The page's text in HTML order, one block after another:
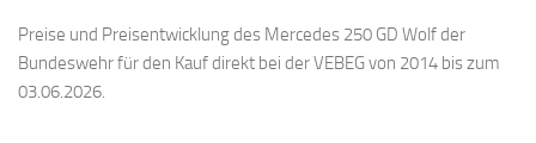
Preise und Preisentwicklung des Mercedes 250 GD Wolf der
Bundeswehr für den Kauf direkt bei der VEBEG von 2014 bis zum
03.06.2026.